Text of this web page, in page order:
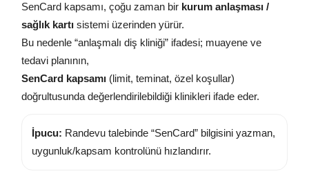
SenCard kapsamı, çoğu zaman bir kurum anlaşması /
sağlık kartı sistemi üzerinden yürür.
Bu nedenle “anlaşmalı diş kliniği” ifadesi; muayene ve
tedavi planının,
SenCard kapsamı (limit, teminat, özel koşullar)
doğrultusunda değerlendirilebildiği klinikleri ifade eder.
İpucu: Randevu talebinde “SenCard” bilgisini yazman,
uygunluk/kapsam kontrolünü hızlandırır.